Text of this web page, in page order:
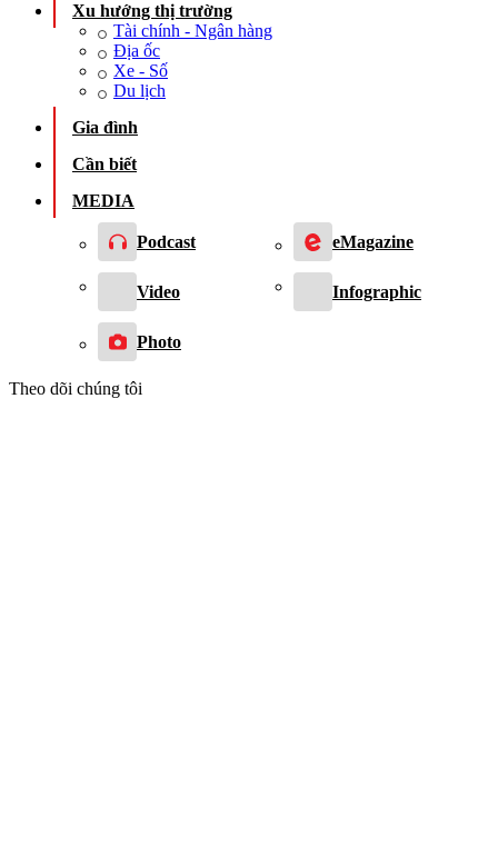
Xu hướng thị trường
Tài chính - Ngân hàng
Địa ốc
Xe - Số
Du lịch
Gia đình
Cần biết
MEDIA
Podcast eMagazine
Video Infographic
Photo
Theo dõi chúng tôi